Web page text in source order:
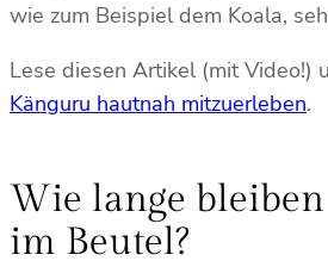
wie zum Beispiel dem Koala,
Lese diesen Artikel (mit Video!)
Känguru hautnah mitzuerleben.
Wie lange
im Beutel?